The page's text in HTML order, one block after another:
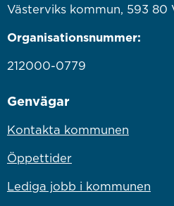
Västerviks kommun, 593 80
Organisationsnummer:
212000-0779
Genvägar
Kontakta kommunen
Öppettider
Lediga jobb i kommunen